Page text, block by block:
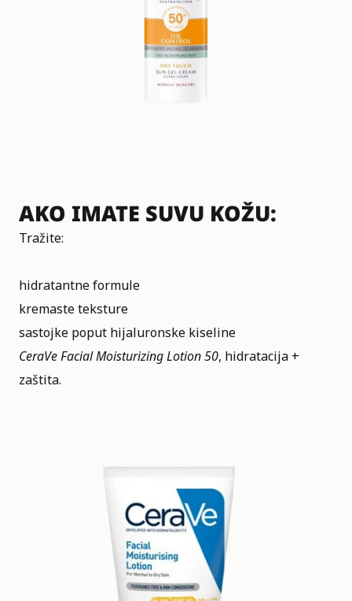
AKO IMATE SUVU KOŽU:
Tražite:
hidratantne formule
kremaste teksture
sastojke poput hijaluronske kiseline
CeraVe Facial Moisturizing Lotion 50, hidratacija +
zaštita.